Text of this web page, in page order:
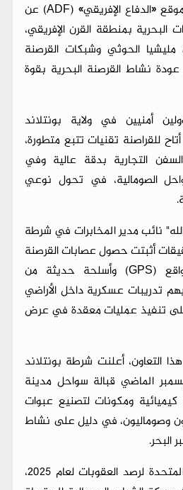
كشف تقرير أمني نشره موقع «الدفاع الإفريقي» (ADF) عن
بمنطقة القرن الإفريقي،
الحوثي وشبكات القرصنة
نشاط القرصنة البحرية بقوة
أمنيين في ولاية بونتلاند
للقراصنة تقنيات تتبع متطورة،
التجارية بدقة عالية وفي
الصومالية، في تحول نوعي
نائب مدير المخابرات في شرطة
أثبتت حصول عصابات القرصنة
على أجهزة تحديد مواقع (GPS) وأسلحة حديثة من
تدريبات عسكرية داخل الأراضي
على تنفيذ عمليات معقدة في عرض
أعلنت شرطة بونتلاند
زورق في 12 ديسمبر الماضي قبالة سواحل مدينة
كيميائية ومكونات لتصنيع عبوات
وصوماليون، في دليل على نشاط
ووفق تقرير فريق الأمم المتحدة لرصد العقوبات لعام 2025،